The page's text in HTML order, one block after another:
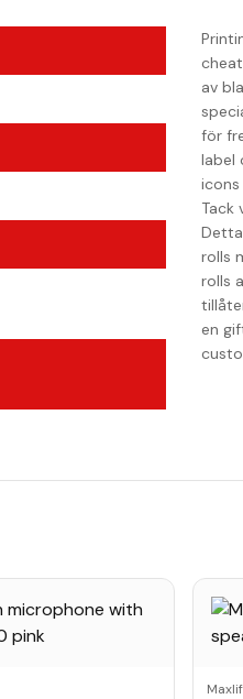
av
för
label
Tack
rolls
rolls
en